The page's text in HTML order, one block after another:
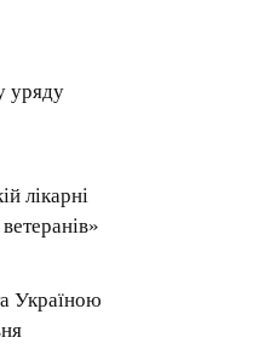
уряду
лікарні
Україною